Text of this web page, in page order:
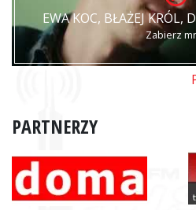
EWA KOC, BŁAŻEJ KRÓL,
Zabierz
PARTNERZY